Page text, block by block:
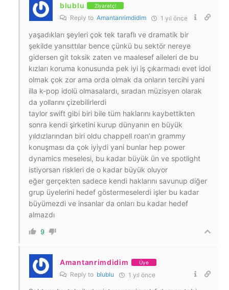
blublu Ziyaretçi
Reply to Amantanrimdidim 1 yıl önce
yaşadıkları şeyleri çok tek taraflı ve dramatik bir
şekilde yansıttılar bence çünkü bu sektör nereye
gidersen git toksik zaten ve maalesef aileleri de bu
kızları koruma konusunda pek iyi iş çıkarmadı evet idol
olmak çok zor ama orda olmak da onların tercihi yani
illa k-pop idolü olmasalardı, sıradan müzisyen olarak
da yollarını çizebilirlerdi
taylor swift gibi biri bile tüm haklarını kaybettikten
sonra kendi şirketini kurup dünyanın en büyük
yıldızlarından biri oldu chappell roan’ın grammy
konuşması da çok iyiydi yani bunlar hep power
dynamics meselesi, bu kadar büyük ün ve spotlight
istiyorsan riskleri de o kadar büyük oluyor
eğer gerçekten sadece kendi haklarını savunup diğer
grup üyelerini hedef göstermeselerdi işler bu kadar
büyümezdi ve insanlar da onları bu kadar hedef
almazdı
9
Amantanrimdidim Üye
Reply to blublu 1 yıl önce